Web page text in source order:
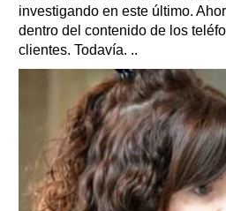
investigando en este último.
dentro del contenido de los
clientes. Todavía. ..